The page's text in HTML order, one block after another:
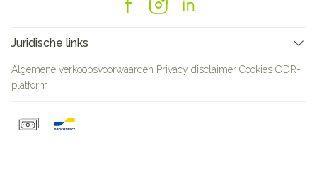
Juridische links
Algemene verkoopsvoorwaarden Privacy disclaimer Cookies ODR-
platform